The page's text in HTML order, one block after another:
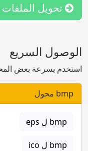
تحويل الملفات
الوصول السريع
استخدم بسرعة بعض
bmp محول
bmp ل eps
bmp ل ico